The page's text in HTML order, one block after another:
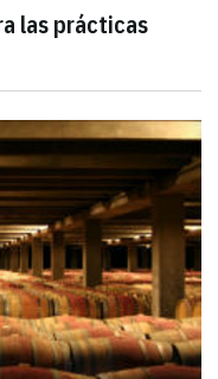
las prácticas